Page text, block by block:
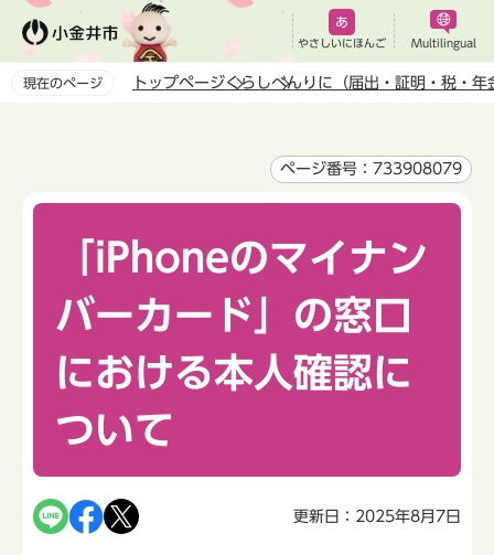
ペ
やさしいにほんご Multilingual
現在のページ トップページくらしべんりに（届出・証明・税・年
ページ番号：733908079
「iPhoneのマイナン
バーカード」の窓口
における本人確認に
ついて
更新日：2025年8月7日